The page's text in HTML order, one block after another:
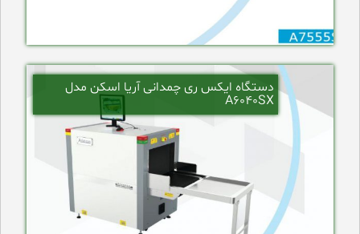
دستگاه ایکس ری چمدانی آریا اسکن مدل
A6040SX